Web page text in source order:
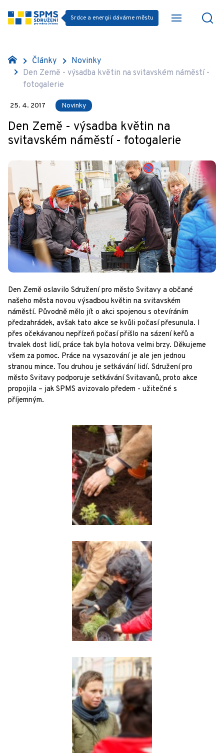
Srdce a energii dáváme městu
Články
Novinky
Den Země - výsadba květin na svitavském náměstí -
fotogalerie
25. 4. 2017 Novinky
Den Země - výsadba květin na
svitavském náměstí - fotogalerie
Den Země oslavilo Sdružení pro město Svitavy a občané
našeho města novou výsadbou květin na svitavském
náměstí. Původně mělo jít o akci spojenou s otevíráním
předzahrádek, avšak tato akce se kvůli počasí přesunula. I
přes očekávanou nepřízeň počasí přišlo na sázení keřů a
trvalek dost lidí, práce tak byla hotova velmi brzy. Děkujeme
všem za pomoc. Práce na vysazování je ale jen jednou
stranou mince. Tou druhou je setkávání lidí. Sdružení pro
město Svitavy podporuje setkávání Svitavanů, proto akce
propojila – jak SPMS avizovalo předem - užitečné s
příjemným.